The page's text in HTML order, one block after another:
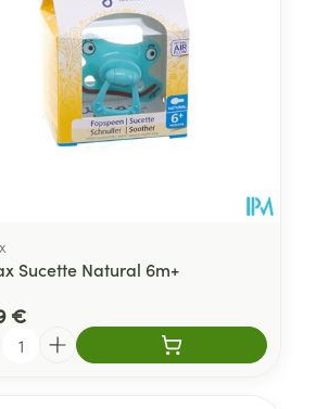
Sucette Natural 6m+
€